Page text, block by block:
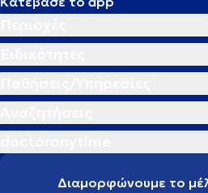
Διαμορφώνουμε το